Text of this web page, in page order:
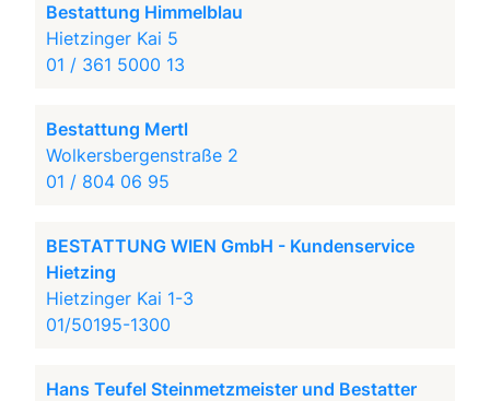
Bestattung Himmelblau
Hietzinger Kai 5
01 / 361 5000 13
Bestattung Mertl
Wolkersbergenstraße 2
01 / 804 06 95
BESTATTUNG WIEN GmbH - Kundenservice
Hietzing
Hietzinger Kai 1-3
01/50195-1300
Hans Teufel Steinmetzmeister und Bestatter